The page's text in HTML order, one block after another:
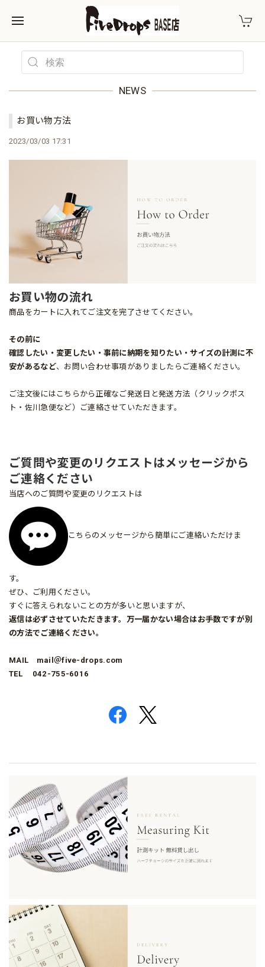
NEWS
お買い物方法
2023/03/03 17:31
お買い物の流れ
商品をカートに入れてご注文を完了させてください。
その前に
確認したい・変更したい・事前に納期を知りたい・サイズの計測に不
安があるなど、お問い合わせ事項がありましたらご連絡ください。
ご注文後にはこちらから正確なご発送日と発送方法（クリックポス
ト・佐川急便など）ご連絡させていただきます。
ご質問や変更のリクエストはメッセージから
ご連絡ください
当店へのご質問や変更のリクエストは
こちらのメッセージから簡単にご連絡いただけま
す。
ぜひ、ご利用ください。
すぐに答えられないことの方が多いと思いますが、
返信は必ずさせていただきます。万一届かない場合はお手数ですが別
の方法でご連絡ください。
MAIL mail＠five-drops.com
TEL 042-755-6016